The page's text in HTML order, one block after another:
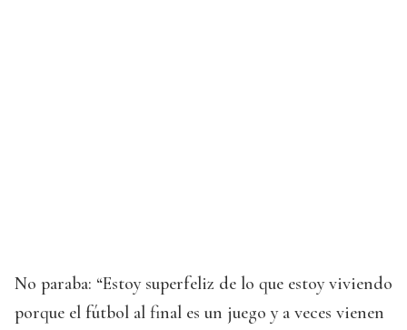
No paraba: “Estoy superfeliz de lo que estoy viviendo
porque el fútbol al final es un juego y a veces vienen